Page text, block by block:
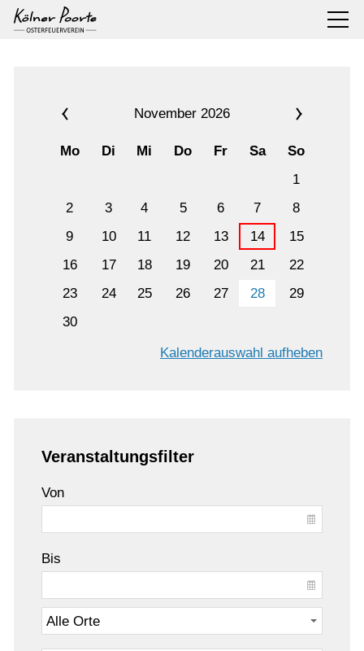
November 2026
Mo Di Mi Do Fr Sa
So
1
2
3 4 5 6 7
8
9
10 11 12 13 14
15
16
17 18 19 20 21
22
23
24 25 26 27 28
29
30
Kalenderauswahl aufheben
Veranstaltungsfilter
Von
Bis